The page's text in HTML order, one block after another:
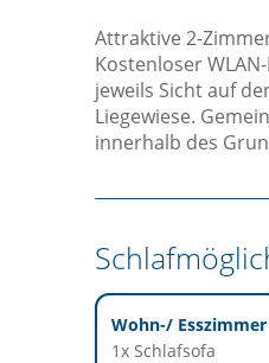
Attraktive 2-
Kostenloser
jeweils Sicht auf
Liegewiese.
innerhalb des
Wohn-/ Esszimmer
1x Schlafsofa